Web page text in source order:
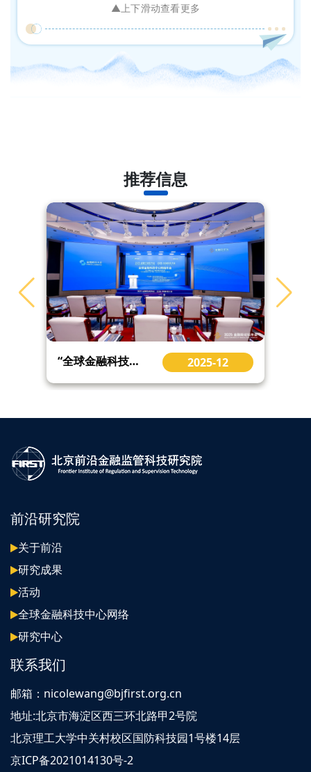
林励 先生
林澎 先生
林昱 先生
谢思思 女士
杨含启 女士
杨亦凡 女士
姚棋波 先生
余善林 先生
袁婷 女士
张姗 女士
朱丽 女士
（现金捐赠以姓氏拼音顺序排列）
冠名空间支持：
有限公司、上海世联行股权投资管理有限公司
▲上下滑动查看更多
推荐信息
“全球金融科技中心网络年会”在2025金融街论坛年会金融科技大会上再度举办 2025-12
前沿研究院
关于前沿
研究成果
活动
全球金融科技中心网络
研究中心
联系我们
邮箱：nicolewang@bjfirst.org.cn
地址:北京市海淀区西三环北路甲2号院
北京理工大学中关村校区国防科技园1号楼14层
京ICP备2021014130号-2